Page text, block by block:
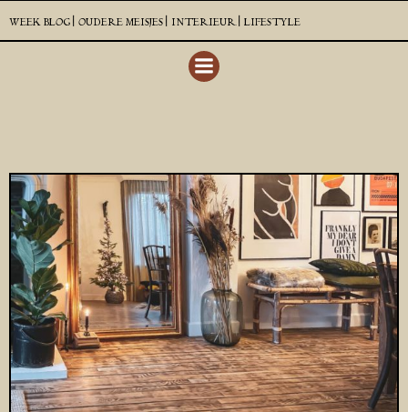
WEEK BLOG | OUDERE MEISJES | INTERIEUR | LIFESTYLE